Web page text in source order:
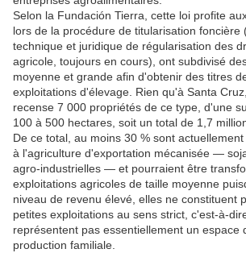
Selon la Fundación Tierra, cette loi profite
lors de la procédure de titularisation foncière
technique et juridique de régularisation des
agricole, toujours en cours), ont subdivisé
moyenne et grande afin d'obtenir des titres
exploitations d'élevage. Rien qu'à Santa
recense 7 000 propriétés de ce type, d'une
100 à 500 hectares, soit un total de 1,7
De ce total, au moins 30 % sont
à l'agriculture d'exportation mécanisée —
agro-industrielles — et pourraient être
exploitations agricoles de taille moyenne
niveau de revenu élevé, elles ne constituent
petites exploitations au sens strict, c'est-à-
représentent pas essentiellement un espace
production familiale.